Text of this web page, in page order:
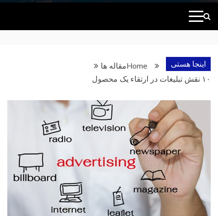
اینجا هستی Homeمقاله ها
۱۰ نقش تبلیغات در ارتقاء یک محصول